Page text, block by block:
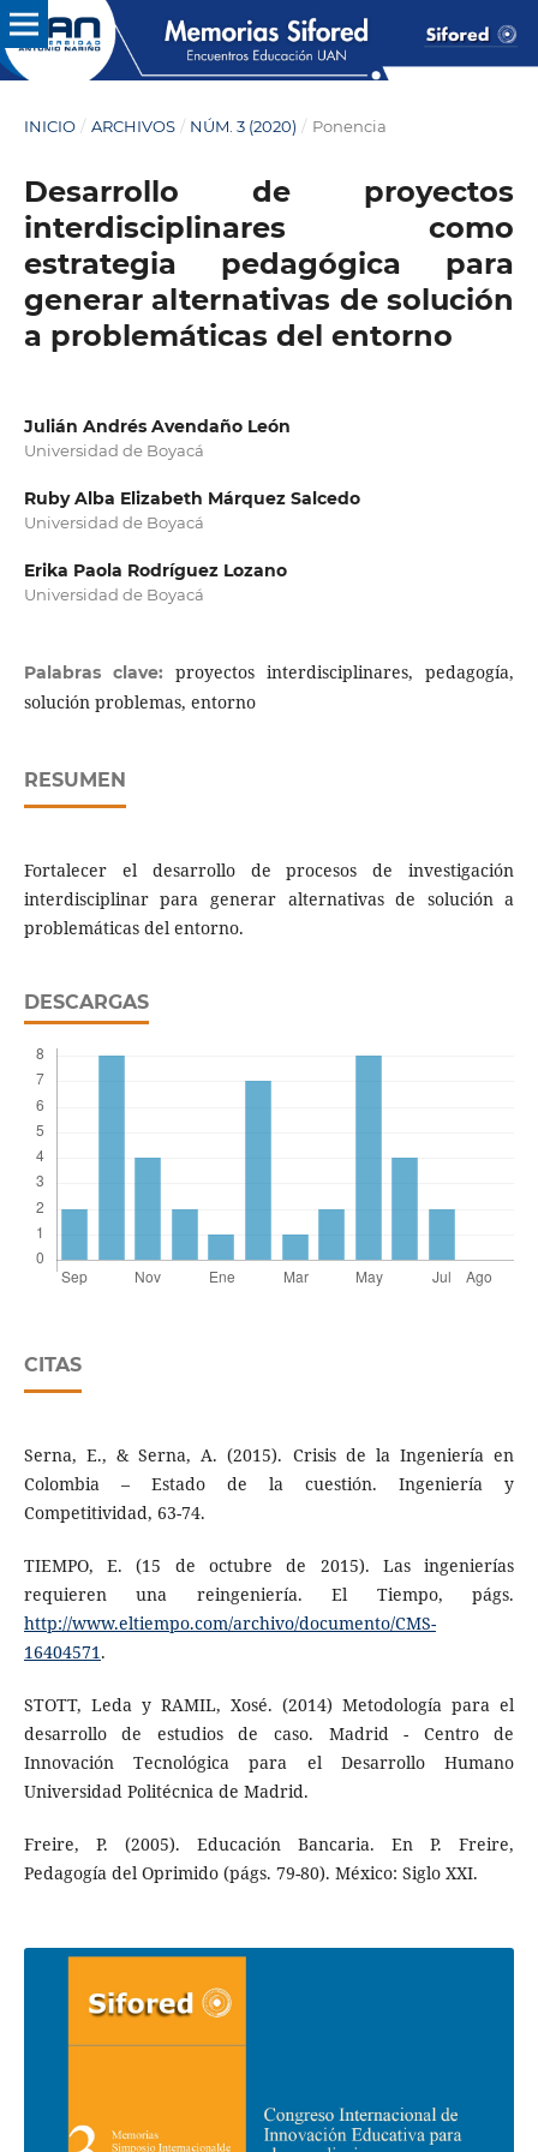
INICIO / ARCHIVOS / NÚM. 3 (2020) / Ponencia
Desarrollo de proyectos
interdisciplinares como
estrategia pedagógica para
generar alternativas de solución
a problemáticas del entorno
Julián Andrés Avendaño León
Universidad de Boyacá
Ruby Alba Elizabeth Márquez Salcedo
Universidad de Boyacá
Erika Paola Rodríguez Lozano
Universidad de Boyacá
Palabras clave: proyectos interdisciplinares, pedagogía,
solución problemas, entorno
RESUMEN
Fortalecer el desarrollo de procesos de investigación
interdisciplinar para generar alternativas de solución a
problemáticas del entorno.
DESCARGAS
CITAS
Serna, E., & Serna, A. (2015). Crisis de la Ingeniería en
Colombia – Estado de la cuestión. Ingeniería y
Competitividad, 63-74.
TIEMPO, E. (15 de octubre de 2015). Las ingenierías
requieren una reingeniería. El Tiempo, págs.
http://www.eltiempo.com/archivo/documento/CMS-
16404571.
STOTT, Leda y RAMIL, Xosé. (2014) Metodología para el
desarrollo de estudios de caso. Madrid - Centro de
Innovación Tecnológica para el Desarrollo Humano
Universidad Politécnica de Madrid.
Freire, P. (2005). Educación Bancaria. En P. Freire,
Pedagogía del Oprimido (págs. 79-80). México: Siglo XXI.